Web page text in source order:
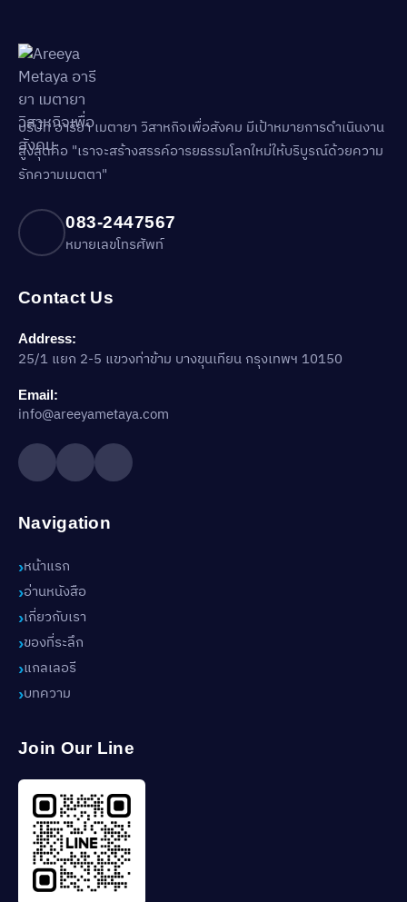
บริษัท อารียา เมตายา วิสาหกิจเพื่อสังคม มีเป้าหมายการดำเนินงาน
สูงสุดคือ "เราจะสร้างสรรค์อารยธรรมโลกใหม่ให้บริบูรณ์ด้วยความ
รักความเมตตา"
083-2447567
หมายเลขโทรศัพท์
Contact Us
Address:
25/1 แยก 2-5 แขวงท่าข้าม บางขุนเทียน กรุงเทพฯ 10150
Email:
info@areeyametaya.com
Navigation
หน้าแรก
อ่านหนังสือ
เกี่ยวกับเรา
ของที่ระลึก
แกลเลอรี
บทความ
Join Our Line